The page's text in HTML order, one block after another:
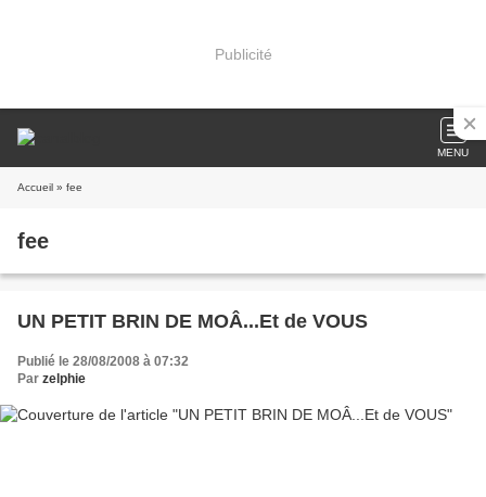
Publicité
MENU
Accueil » fee
fee
UN PETIT BRIN DE MOÂ...Et de VOUS
Publié le 28/08/2008 à 07:32
Par zelphie